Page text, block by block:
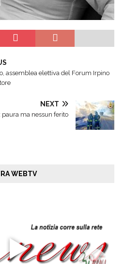
assemblea elettiva del Forum Irpino
NEXT
paura ma nessun ferito
WEBTV